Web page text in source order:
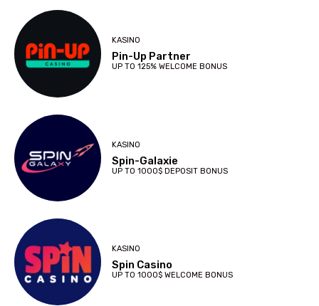
KASINO
Pin-Up Partner
UP TO 125% WELCOME BONUS
KASINO
Spin-Galaxie
UP TO 1000$ DEPOSIT BONUS
KASINO
Spin Casino
UP TO 1000$ WELCOME BONUS